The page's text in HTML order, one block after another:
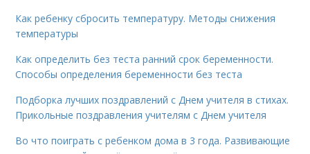
Как ребенку сбросить температуру. Методы снижения
температуры
Как определить без теста ранний срок беременности.
Способы определения беременности без теста
Подборка лучших поздравлений с Днем учителя в стихах.
Прикольные поздравления учителям с Днем учителя
Во что поиграть с ребенком дома в 3 года. Развивающие